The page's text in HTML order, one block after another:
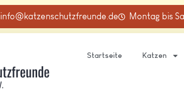
info@katzenschutzfreunde.de Montag bis
Startseite Katzen